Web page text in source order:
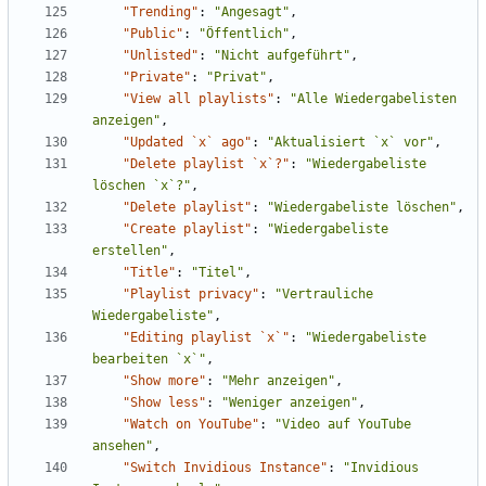
"Trending" : "Angesagt" ,
"Public" : "Öffentlich" ,
"Unlisted" : "Nicht aufgeführt" ,
"Private" : "Privat" ,
"View all playlists" :
"Alle Wiedergabelisten
anzeigen" ,
"Updated `x` ago" : "Aktualisiert `x` vor" ,
"Delete playlist `x`?" :
"Wiedergabeliste
löschen `x`?" ,
"Delete playlist" : "Wiedergabeliste löschen" ,
"Create playlist" :
"Wiedergabeliste
erstellen" ,
"Title" : "Titel" ,
"Playlist privacy" :
"Vertrauliche
Wiedergabeliste" ,
"Editing playlist `x`" :
"Wiedergabeliste
bearbeiten `x`" ,
"Show more" : "Mehr anzeigen" ,
"Show less" : "Weniger anzeigen" ,
"Watch on YouTube" :
"Video auf YouTube
ansehen" ,
"Switch Invidious Instance" :
"Invidious